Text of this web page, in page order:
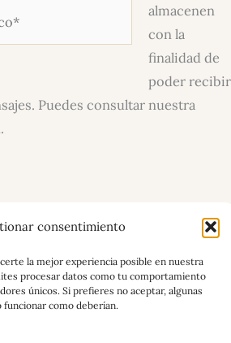
consentimiento
la mejor experiencia posible en nuestra
procesar datos como tu comportamiento
únicos. Si prefieres no aceptar, algunas
como deberían.
almacenen
con la
finalidad de
poder recibir
Puedes consultar nuestra
.
viaje paso a paso: Guía gratuita
aviso legal y uso de cookies